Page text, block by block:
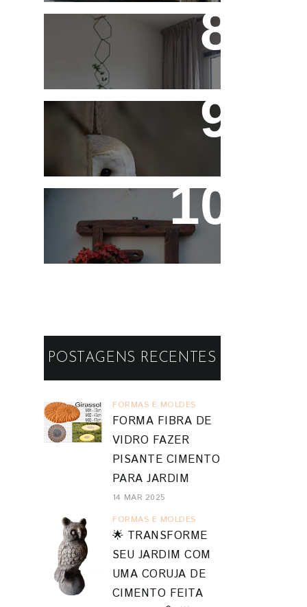
Treliças, Ganchos e
Suportes - Parte 1
Fotos de Domingo - As
Melhores da Semana
Madeira - Painéis e
Vasos de Parede
POSTAGENS RECENTES
FORMAS E MOLDES
FORMA FIBRA DE
VIDRO FAZER
PISANTE CIMENTO
PARA JARDIM
14 MAR 2025
FORMAS E MOLDES
🌟 TRANSFORME
SEU JARDIM COM
UMA CORUJA DE
CIMENTO FEITA